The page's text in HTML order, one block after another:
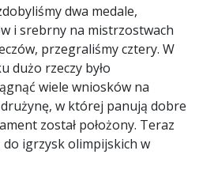
dwa medale,
i srebrny na mistrzostwach
przegraliśmy cztery. W
dużo rzeczy było
wiele wniosków na
w której panują dobre
został położony. Teraz
igrzysk olimpijskich w